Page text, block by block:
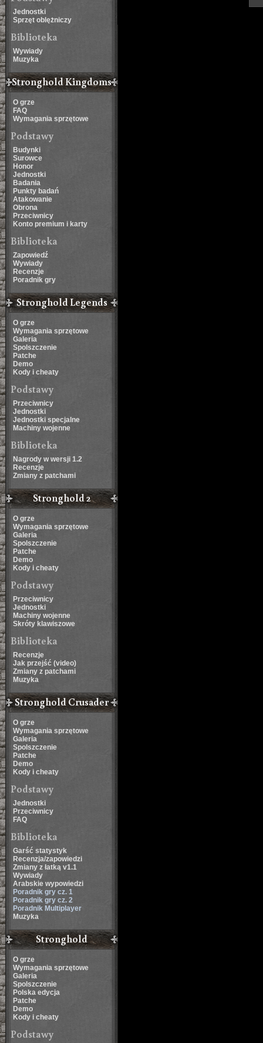
Jednostki
Sprzęt oblężniczy
Biblioteka
Wywiady
Muzyka
Stronghold Kingdoms
O grze
FAQ
Wymagania sprzętowe
Podstawy
Budynki
Surowce
Honor
Jednostki
Badania
Punkty badań
Atakowanie
Obrona
Przeciwnicy
Konto premium i karty
Biblioteka
Zapowiedź
Wywiady
Recenzje
Poradnik gry
Stronghold Legends
O grze
Wymagania sprzętowe
Galeria
Spolszczenie
Patche
Demo
Kody i cheaty
Podstawy
Przeciwnicy
Jednostki
Jednostki specjalne
Machiny wojenne
Biblioteka
Nagrody w wersji 1.2
Recenzje
Zmiany z patchami
Stronghold 2
O grze
Wymagania sprzętowe
Galeria
Spolszczenie
Patche
Demo
Kody i cheaty
Podstawy
Przeciwnicy
Jednostki
Machiny wojenne
Skróty klawiszowe
Biblioteka
Recenzje
Jak przejść (video)
Zmiany z patchami
Muzyka
Stronghold Crusader
O grze
Wymagania sprzętowe
Galeria
Spolszczenie
Patche
Demo
Kody i cheaty
Podstawy
Jednostki
Przeciwnicy
FAQ
Biblioteka
Garść statystyk
Recenzja/zapowiedzi
Zmiany z łatką v1.1
Wywiady
Arabskie wypowiedzi
Poradnik gry cz. 1
Poradnik gry cz. 2
Poradnik Multiplayer
Muzyka
Stronghold
O grze
Wymagania sprzętowe
Galeria
Spolszczenie
Polska edycja
Patche
Demo
Kody i cheaty
Podstawy